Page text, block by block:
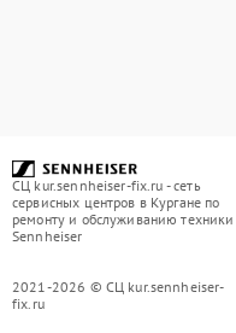
СЦ kur.sennheiser-fix.ru - сеть
сервисных центров в Кургане по
ремонту и обслуживанию техники
Sennheiser
2021-2026 © СЦ kur.sennheiser-
fix.ru